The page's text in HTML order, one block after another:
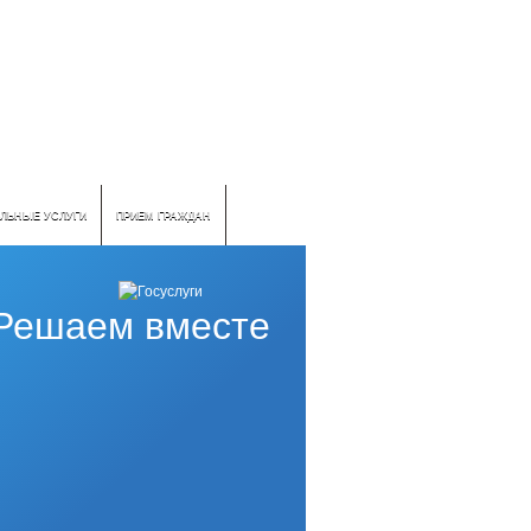
УСЛУГИ ПРИЕМ ГРАЖДАН
вместе